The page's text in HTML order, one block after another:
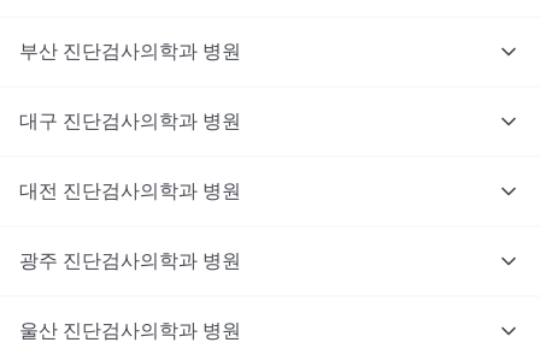
부산 진단검사의학과 병원
대구 진단검사의학과 병원
대전 진단검사의학과 병원
광주 진단검사의학과 병원
울산 진단검사의학과 병원